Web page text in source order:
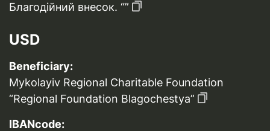
Благодійний внесок. “”
USD
Beneficiary:
Mykolayiv Regional Charitable Foundation
“Regional Foundation Blagochestya”
IBANcode: